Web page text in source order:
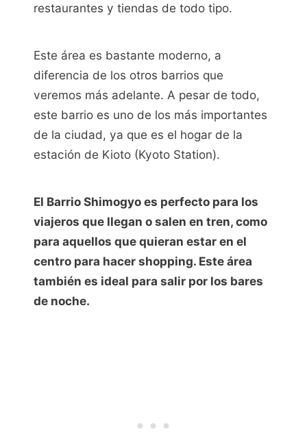
restaurantes y tiendas de todo tipo.
Este área es bastante moderno, a
diferencia de los otros barrios que
veremos más adelante. A pesar de todo,
este barrio es uno de los más importantes
de la ciudad, ya que es el hogar de la
estación de Kioto (Kyoto Station).
El Barrio Shimogyo es perfecto para los
viajeros que llegan o salen en tren, como
para aquellos que quieran estar en el
centro para hacer shopping. Este área
también es ideal para salir por los bares
de noche.